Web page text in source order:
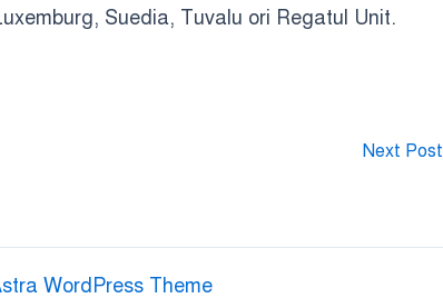
Suedia, Tuvalu ori Regatul Unit.
Next Post
WordPress Theme